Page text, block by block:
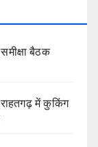
समीक्षा बैठक
राहतगढ़ में कुकिंग